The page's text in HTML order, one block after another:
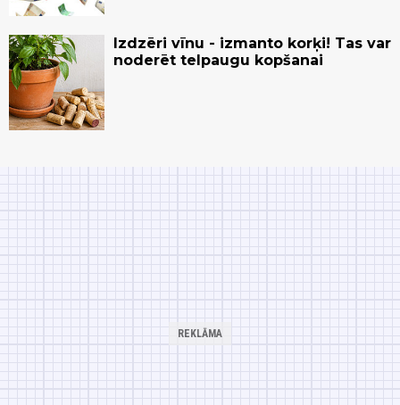
Izdzēri vīnu - izmanto korķi! Tas var
noderēt telpaugu kopšanai